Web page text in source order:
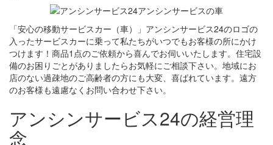
「安心の移動サービスカー（車）」アンシンサービス24のロゴの
入ったサービスカーに乗って私たちがいつでもお客様の所にかけ
つけます！商品1点のご依頼から喜んでお伺いいたします。住宅設
備のお困りごとがありましたらお気軽にご相談下さい。地域にお
店のない過疎地のご高齢者の方にも大変、喜ばれています。遠方
のお客様も遠慮なくお問い合わせ下さい。
アンシンサービス24の経営理
念